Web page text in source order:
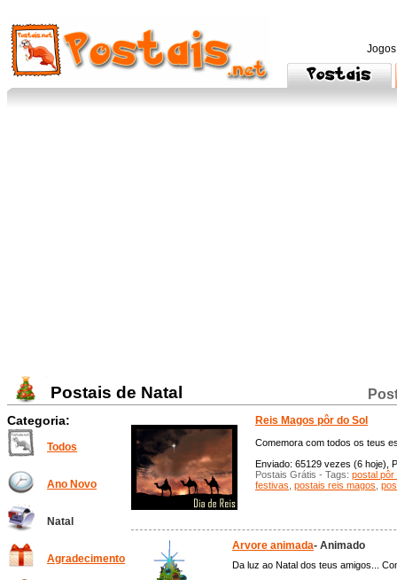
Postais de Natal
Categoria:
Todos
Ano Novo
Natal
Agradecimento
Reis Magos pôr do Sol
Comemora com todos os teus
Enviado: 65129 vezes (6 hoje),
Postais Grátis - Tags: postal pôr
festivas postais reis magos
Arvore animada- Animado
Da luz ao Natal dos teus amigos...